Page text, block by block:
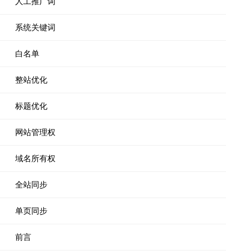
系统关键词
白名单
整站优化
标题优化
网站管理权
域名所有权
全站同步
单页同步
前言